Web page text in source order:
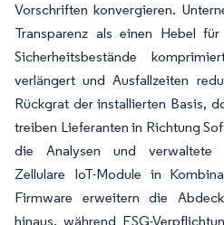
Vorschriften konvergieren.
Transparenz als einen Hebel
Sicherheitsbestände
verlängert und Ausfallzeiten
Rückgrat der installierten Basis,
treiben Lieferanten in Richtung
die Analysen und verwaltete
Zellulare IoT-Module in
Firmware erweitern die
hinaus, während ESG-